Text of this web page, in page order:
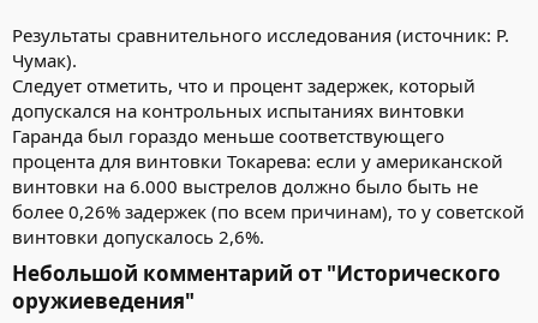
Результаты сравнительного исследования (источник: Р.
Чумак).
Следует отметить, что и процент задержек, который
допускался на контрольных испытаниях винтовки
Гаранда был гораздо меньше соответствующего
процента для винтовки Токарева: если у американской
винтовки на 6.000 выстрелов должно было быть не
более 0,26% задержек (по всем причинам), то у советской
винтовки допускалось 2,6%.
Небольшой комментарий от "Исторического
оружиеведения"​